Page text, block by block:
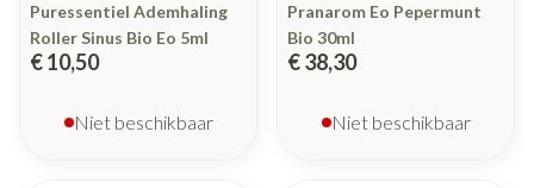
Puressentiel Ademhaling
Roller Sinus Bio Eo 5ml
€ 10,50
Niet beschikbaar
Pranarom Eo Pepermunt
Bio 30ml
€ 38,30
Niet beschikbaar